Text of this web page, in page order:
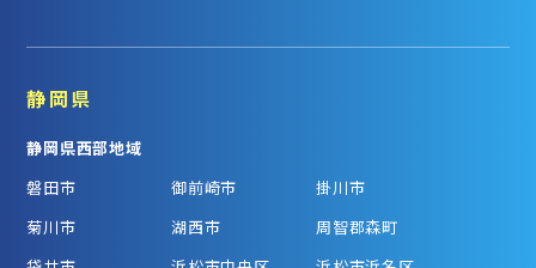
静岡県
静岡県西部地域
磐田市
御前崎市
掛川市
菊川市
湖西市
周智郡森町